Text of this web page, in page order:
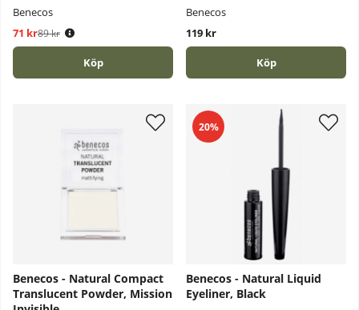
Benecos
71 kr
Ordinarie pris:
89 kr
Köp
Benecos
119 kr
Köp
Benecos - Natural Compact
Translucent Powder, Mission
20%
Benecos - Natural Liquid
Eyeliner, Black